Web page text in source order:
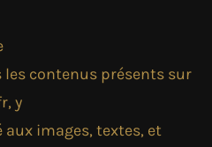
les contenus présents sur
y
images, textes, et